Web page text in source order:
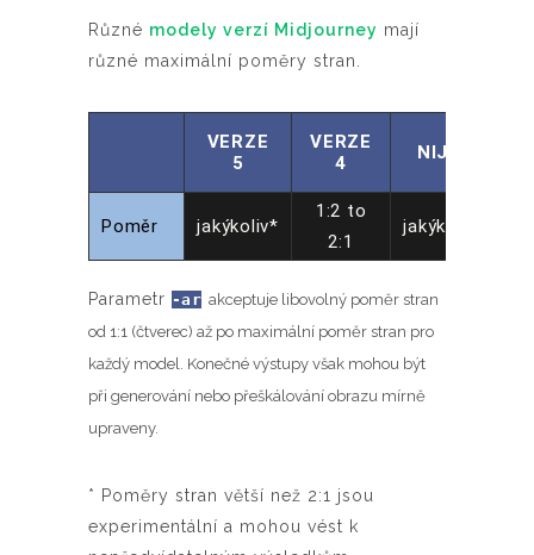
Různé modely verzí Midjourney mají
různé maximální poměry stran.
VERZE
5
VERZE
4
NIJI 5
Poměr jakýkoliv*
1:2 to
2:1
jakýkoliv*
Parametr -ar akceptuje libovolný poměr stran
od 1:1 (čtverec) až po maximální poměr stran pro
každý model. Konečné výstupy však mohou být
při generování nebo přeškálování obrazu mírně
upraveny.
* Poměry stran větší než 2:1 jsou
experimentální a mohou vést k